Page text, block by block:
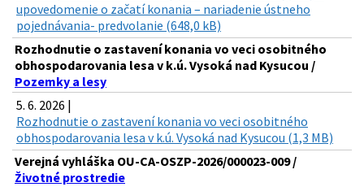
upovedomenie o začatí konania – nariadenie ústneho
pojednávania- predvolanie (648,0 kB)
Rozhodnutie o zastavení konania vo veci osobitného
obhospodarovania lesa v k.ú. Vysoká nad Kysucou /
Pozemky a lesy
5. 6. 2026 |
Rozhodnutie o zastavení konania vo veci osobitného
obhospodarovania lesa v k.ú. Vysoká nad Kysucou (1,3 MB)
Verejná vyhláška OU-CA-OSZP-2026/000023-009 /
Životné prostredie